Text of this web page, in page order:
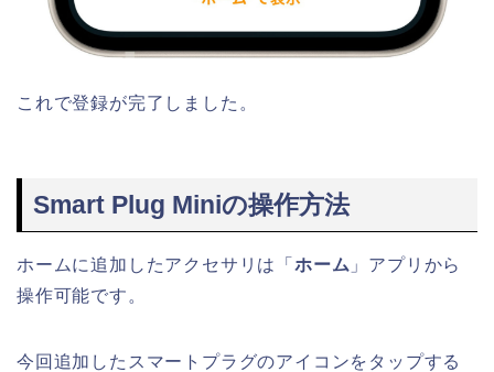
これで登録が完了しました。
Smart Plug Miniの操作方法
ホームに追加したアクセサリは「 ホーム 」アプリから
操作可能です。
今回追加したスマートプラグのアイコンをタップする